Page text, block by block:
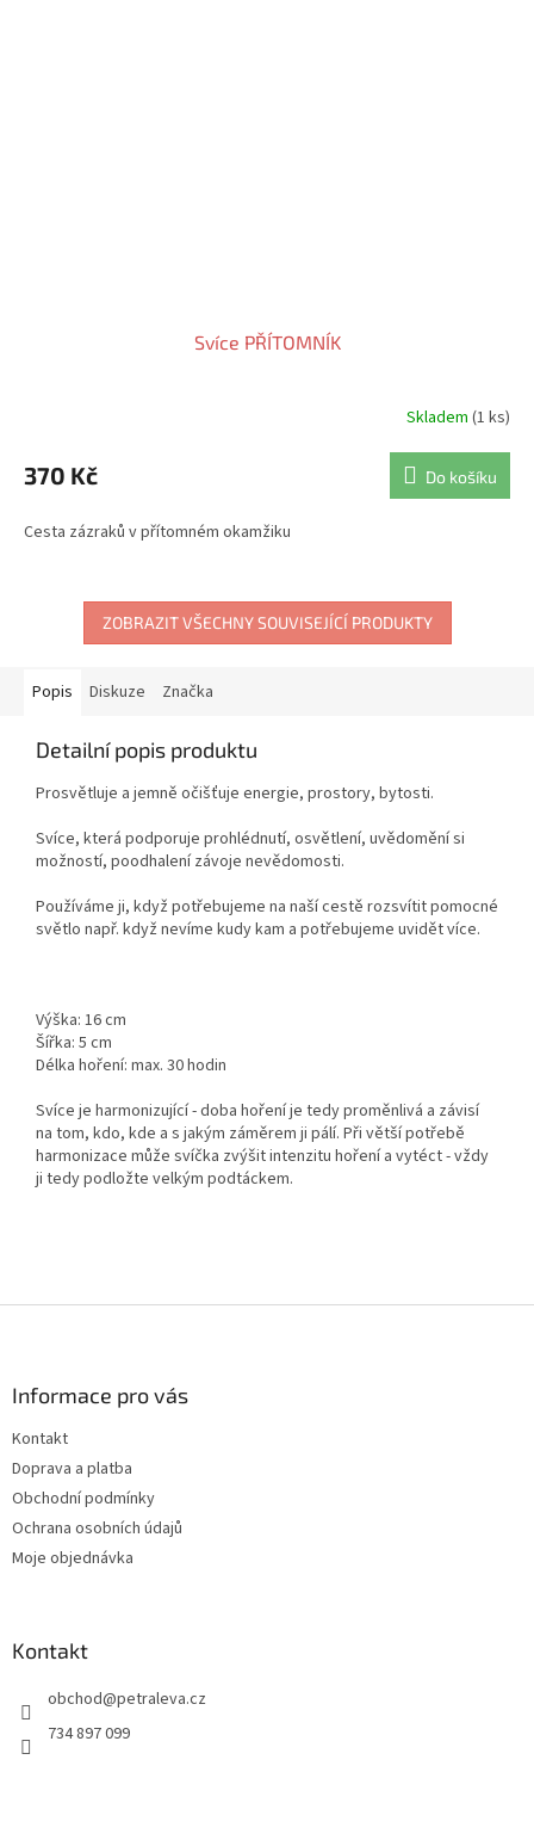
Svíce PŘÍTOMNÍK
Skladem (1 ks)
370 Kč Do košíku
Cesta zázraků v přítomném okamžiku
ZOBRAZIT VŠECHNY SOUVISEJÍCÍ PRODUKTY
Popis Diskuze Značka
Detailní popis produktu
Prosvětluje a jemně očišťuje energie, prostory, bytosti.
Svíce, která podporuje prohlédnutí, osvětlení, uvědomění si
možností, poodhalení závoje nevědomosti.
Používáme ji, když potřebujeme na naší cestě rozsvítit pomocné
světlo např. když nevíme kudy kam a potřebujeme uvidět více.
Výška: 16 cm
Šířka: 5 cm
Délka hoření: max. 30 hodin
Svíce je harmonizující - doba hoření je tedy proměnlivá a závisí
na tom, kdo, kde a s jakým záměrem ji pálí. Při větší potřebě
harmonizace může svíčka zvýšit intenzitu hoření a vytéct - vždy
ji tedy podložte velkým podtáckem.
Informace pro vás
Kontakt
Doprava a platba
Obchodní podmínky
Ochrana osobních údajů
Moje objednávka
Kontakt
obchod@petraleva.cz
734 897 099